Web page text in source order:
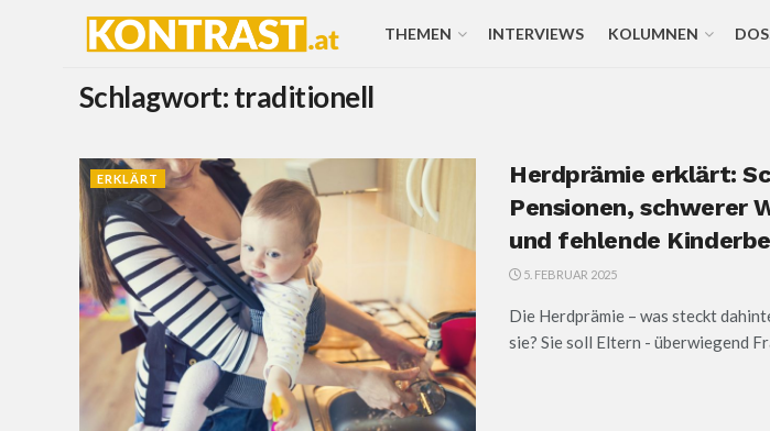
THEMEN INTERVIEWS KOLUMNEN
Schlagwort:traditionell
ERKLÄRT
Herdprämie erklärt:
Pensionen, schwerer
und fehlende
5. FEBRUAR 2025
Die Herdprämie – was steckt
sie? Sie soll Eltern - überwiegend